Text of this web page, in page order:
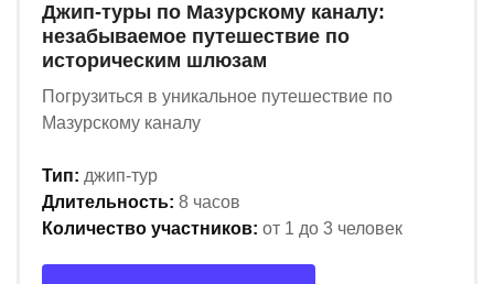
Джип-туры по Мазурскому каналу:
незабываемое путешествие по
историческим шлюзам
Погрузиться в уникальное путешествие по
Мазурскому каналу
Тип: джип-тур
Длительность: 8 часов
Количество участников: от 1 до 3 человек